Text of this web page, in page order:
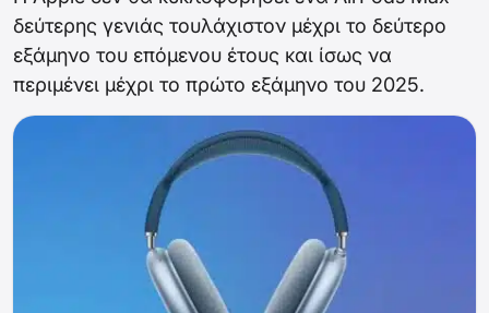
δεύτερης γενιάς τουλάχιστον μέχρι το δεύτερο
εξάμηνο του επόμενου έτους και ίσως να
περιμένει μέχρι το πρώτο εξάμηνο του 2025.